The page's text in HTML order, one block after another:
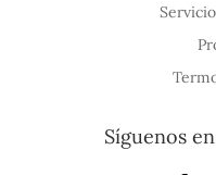
Síguenos